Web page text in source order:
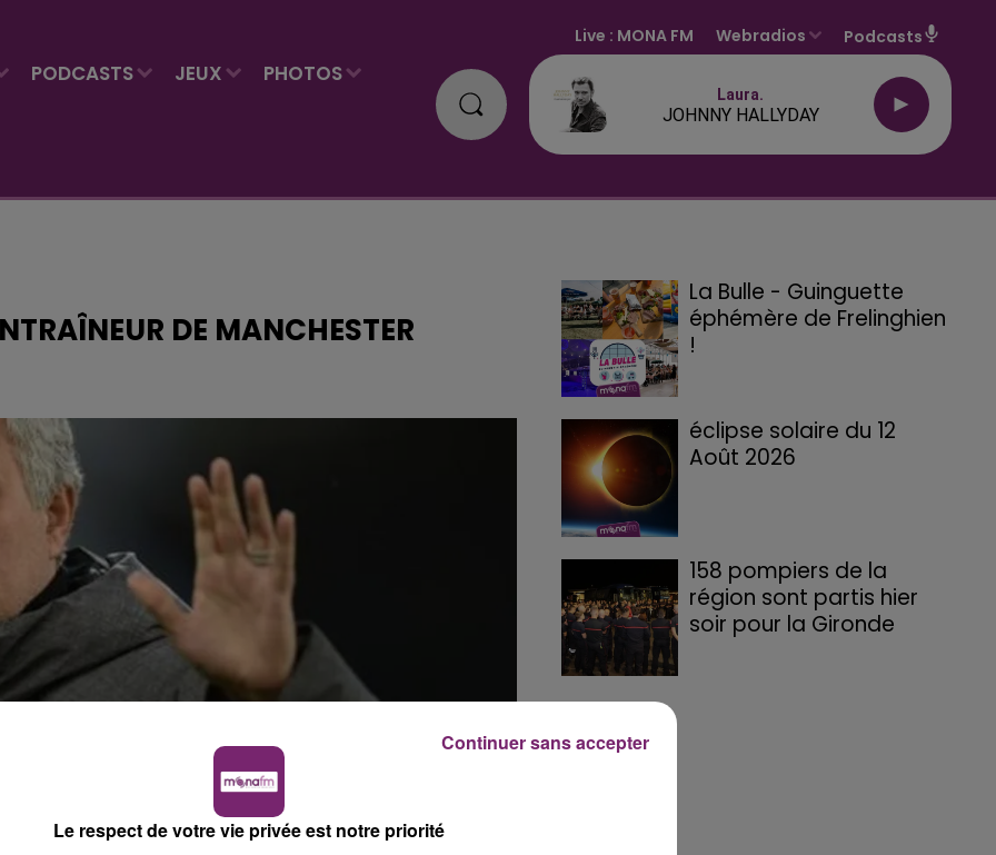
PODCASTS JEUX PHOTOS
Live : MONA FM Webradios Podcasts
Laura.
JOHNNY HALLYDAY
DE MANCHESTER
immédiat de José Mourinho sur son site internet.
la saison.
La Bulle - Guinguette
éphémère de Frelinghien
!
éclipse solaire du 12
Août 2026
158 pompiers de la
région sont partis hier
soir pour la Gironde
Le respect de votre vie privée est notre priorité
Continuer sans accepter